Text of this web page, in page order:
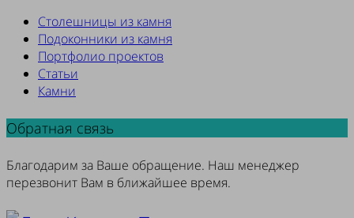
Столешницы из камня
Подоконники из камня
Портфолио проектов
Статьи
Камни
Обратная связь
Благодарим за Ваше обращение. Наш менеджер
перезвонит Вам в ближайшее время.